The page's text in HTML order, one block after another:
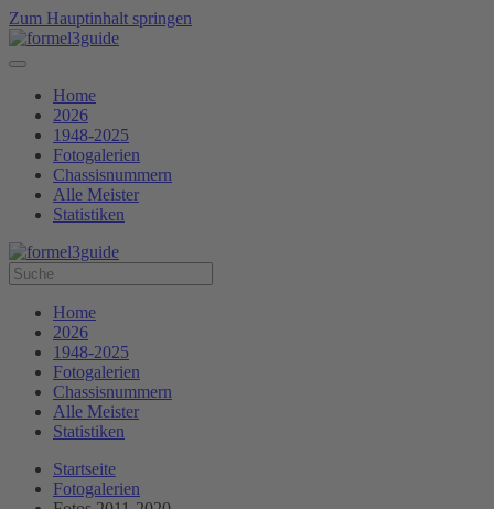
Zum Hauptinhalt springen
Home
2026
1948-2025
Fotogalerien
Chassisnummern
Alle Meister
Statistiken
Home
2026
1948-2025
Fotogalerien
Chassisnummern
Alle Meister
Statistiken
Startseite
Fotogalerien